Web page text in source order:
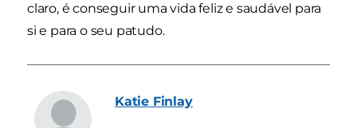
claro, é conseguir uma vida feliz e saudável para
si e para o seu patudo.
Katie Finlay